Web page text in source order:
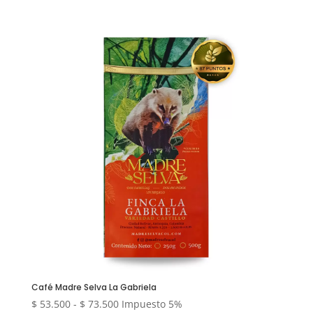
$ 53.500
hasta
$ 285.000
Café Madre Selva La Gabriela
$ 53.500 - $ 73.500Rango
Impuesto 5%